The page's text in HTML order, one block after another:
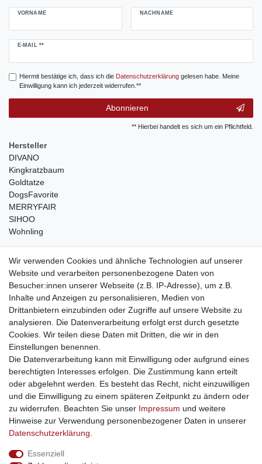
VORNAME NACHNAME
E-MAIL **
Newsletter
Hiermit bestätige ich, dass ich die Daten­schutz­erklärunggelesen habe. Meine
Einwilligung kann ich jederzeit widerrufen.**
Abonnieren
** Hierbei handelt es sich um ein Pflichtfeld.
Hersteller
DIVANO
Kingkratzbaum
Goldtatze
DogsFavorite
MERRYFAIR
SIHOO
Wohnling
weitere Shops
traumlampen- Lampen und Kronleuchter
kinderwagencenter- Exklusive und günstige Kinderwagen
gastrogeraete24- alles für Gastronomie und Imbiss
soziale Medien
Facebook
sicher einkaufen
Sichere Bestellung und Zahlung via SSL Verschlüsselung
Wir verwenden Cookies und ähnliche Technologien auf unserer
Website und verarbeiten personenbezogene Daten von
Besucher:innen unserer Webseite (z.B. IP-Adresse), um z.B.
Inhalte und Anzeigen zu personalisieren, Medien von
Drittanbietern einzubinden oder Zugriffe auf unsere Website zu
analysieren. Die Datenverarbeitung erfolgt erst durch gesetzte
Cookies. Wir teilen diese Daten mit Dritten, die wir in den
Einstellungen benennen.
Die Datenverarbeitung kann mit Einwilligung oder aufgrund eines
berechtigten Interesses erfolgen. Die Zustimmung kann erteilt
oder abgelehnt werden. Es besteht das Recht, nicht einzuwilligen
und die Einwilligung zu einem späteren Zeitpunkt zu ändern oder
zu widerrufen. Beachten Sie unser Impressum und weitere
Hinweise zur Verwendung personenbezogener Daten in unserer
Daten­schutz­erklärung
Essenziell